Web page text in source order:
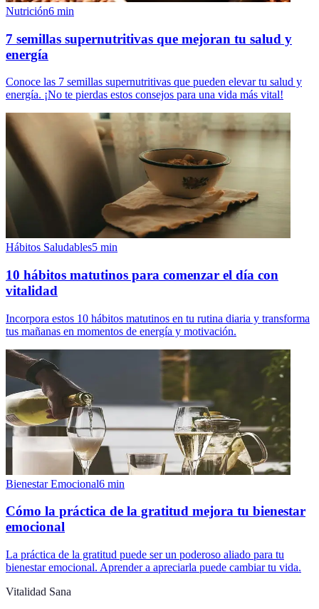
Nutrición6 min
7 semillas supernutritivas que mejoran tu salud y
energía
Conoce las 7 semillas supernutritivas que pueden elevar tu salud y
energía. ¡No te pierdas estos consejos para una vida más vital!
Hábitos Saludables5 min
10 hábitos matutinos para comenzar el día con
vitalidad
Incorpora estos 10 hábitos matutinos en tu rutina diaria y transforma
tus mañanas en momentos de energía y motivación.
Bienestar Emocional6 min
Cómo la práctica de la gratitud mejora tu bienestar
emocional
La práctica de la gratitud puede ser un poderoso aliado para tu
bienestar emocional. Aprender a apreciarla puede cambiar tu vida.
Vitalidad Sana